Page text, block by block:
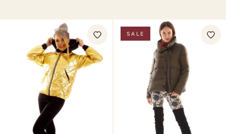
SALE